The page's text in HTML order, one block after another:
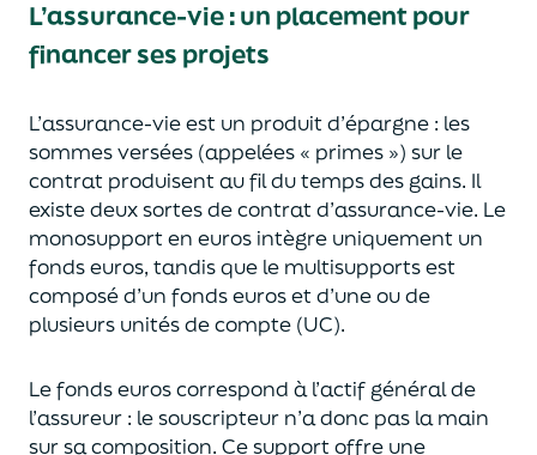
L’assurance-vie : un placement pour
financer ses projets
L’assurance-vie est un produit d’épargne : les
sommes versées (appelées « primes ») sur le
contrat produisent au fil du temps des gains. Il
existe deux sortesde contrat d’assurance-vie. Le
monosupport en euros intègre uniquement un
fonds euros, tandis que le multisupports est
composé d’un fonds euros et d’une ou de
plusieurs unités de compte (UC).
Le fonds euros correspond à l’actif général de
l’assureur : le souscripteur n’a donc pas la main
sur sa composition. Ce support offre une